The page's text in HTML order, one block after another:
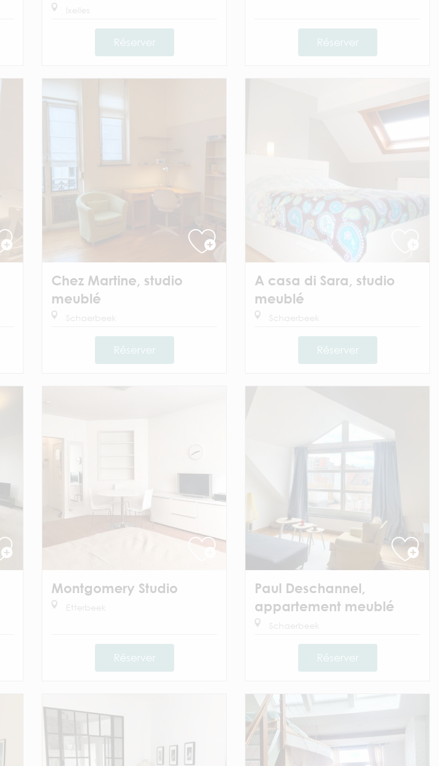
Ixelles
Réserver Réserver
Chez Martine, studio
meublé
Schaerbeek
Réserver
A casa di Sara, studio
meublé
Schaerbeek
Réserver
Montgomery Studio
Etterbeek
Réserver
Paul Deschannel,
appartement meublé
Schaerbeek
Réserver